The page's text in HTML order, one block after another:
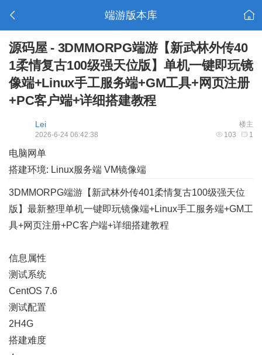
端游版本库
源码屋 - 3DMMORPG端游【新武林外传40
1柔情复古100级强天位版】单机一键即玩镜
像端+Linux手工服务端+GM工具+网页注册
+PC客户端+详细搭建教程
楼主
Lei
103 1
2026-6-24 06:42:38
电脑网单
搭建环境: Linux服务端 VM镜像端
3DMMORPG端游【新武林外传401柔情复古100级强天位
版】最新整理单机一键即玩镜像端+Linux手工服务端+GM工
具+网页注册+PC客户端+详细搭建教程
信息属性
测试系统
CentOS 7.6
测试配置
2H4G
搭建难度